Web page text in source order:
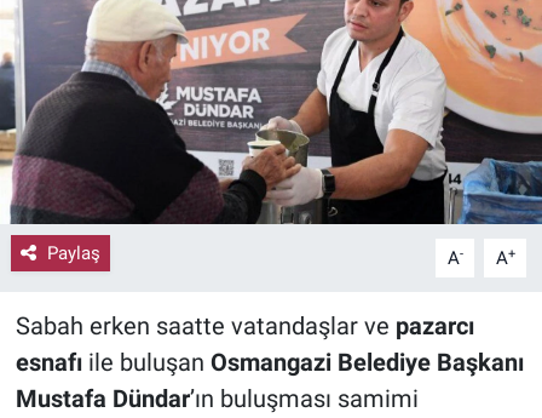
Paylaş A- A+
Sabah erken saatte vatandaşlar ve pazarcı
esnafıile buluşan Osmangazi Belediye Başkanı
Mustafa Dündar’ın buluşması samimi